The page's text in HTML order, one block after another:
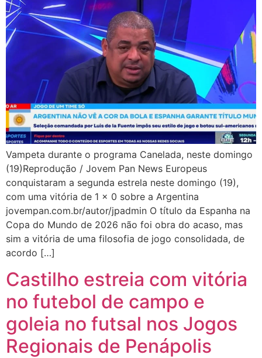
Vampeta durante o programa Canelada, neste domingo
(19)Reprodução / Jovem Pan News Europeus
conquistaram a segunda estrela neste domingo (19),
com uma vitória de 1 x 0 sobre a Argentina
jovempan.com.br/autor/jpadmin O título da Espanha na
Copa do Mundo de 2026 não foi obra do acaso, mas
sim a vitória de uma filosofia de jogo consolidada, de
acordo […]
Castilho estreia com vitória
no futebol de campo e
goleia no futsal nos Jogos
Regionais de Penápolis